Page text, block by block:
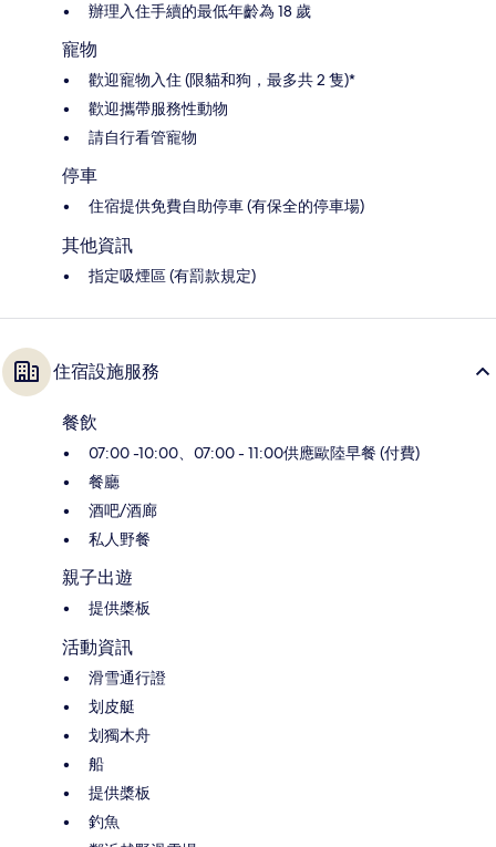
辦理入住手續的最低年齡為 18 歲
寵物
歡迎寵物入住 (限貓和狗，最多共 2 隻)*
歡迎攜帶服務性動物
請自行看管寵物
停車
住宿提供免費自助停車 (有保全的停車場)
其他資訊
指定吸煙區 (有罰款規定)
住宿設施服務
餐飲
07:00 -10:00、07:00 - 11:00供應歐陸早餐 (付費)
餐廳
酒吧/酒廊
私人野餐
親子出遊
提供槳板
活動資訊
滑雪通行證
划皮艇
划獨木舟
船
提供槳板
釣魚